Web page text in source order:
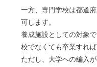
一方、専門学校は都道
可します。
養成施設としての対象
校でなくても卒業すれ
ただし、大学への編入